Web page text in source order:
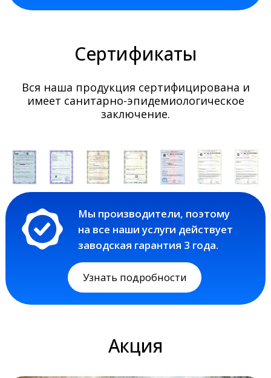
Сертификаты
Вся наша продукция сертифицирована и
имеет санитарно-эпидемиологическое
заключение.
Акция